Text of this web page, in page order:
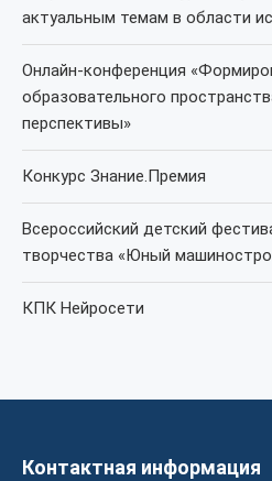
актуальным темам в области
Онлайн-конференция
образовательного
перспективы»
Конкурс Знание.Премия
Всероссийский детский
творчества «Юный
КПК Нейросети
Контактная информация